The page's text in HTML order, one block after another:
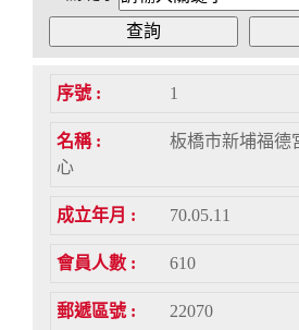
1
板橋市新埔福德
心
70.05.11
610
22070